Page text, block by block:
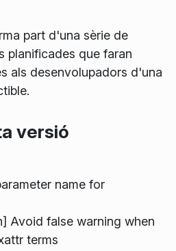
part d'una sèrie de
planificades que faran
als desenvolupadors d'una
versió
name for
Avoid false warning when
terms